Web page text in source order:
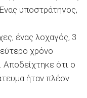
υποστράτηγος,
ένας λοχαγός, 3
χρόνο
Αποδείχτηκε ότι ο
ήταν πλέον